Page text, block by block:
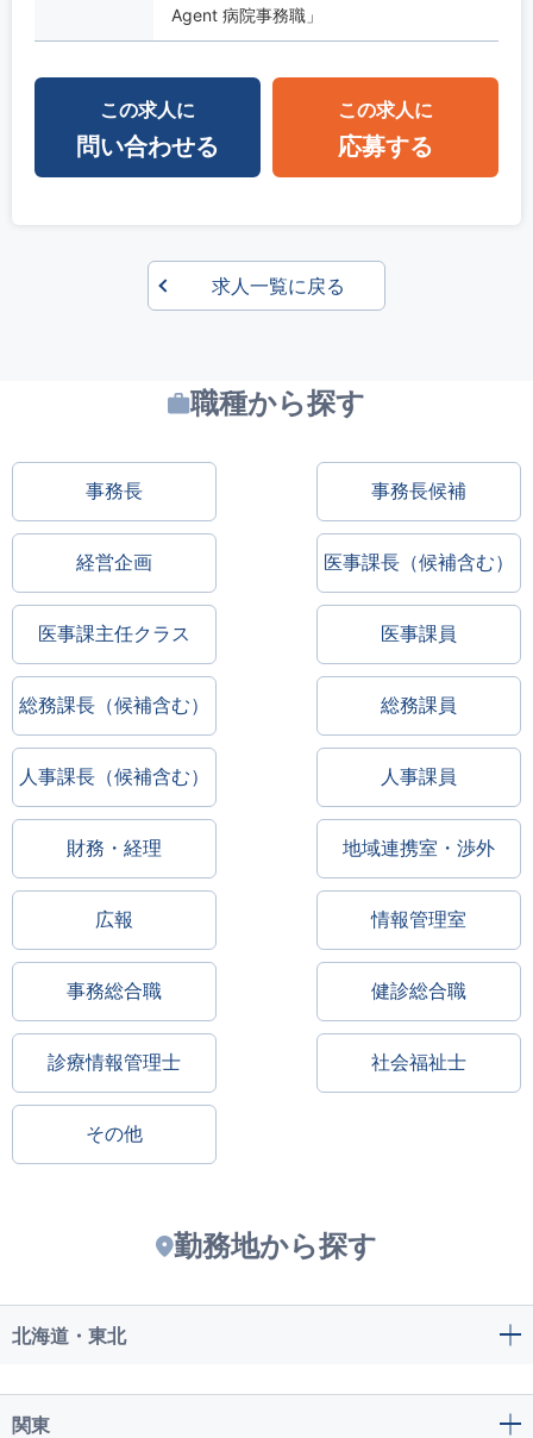
Agent 病院事務職」
この求人に
問い合わせる
この求人に
応募する
求人一覧に戻る
職種から探す
事務長 事務長候補
経営企画 医事課長（候補含む）
医事課主任クラス 医事課員
総務課長（候補含む） 総務課員
人事課長（候補含む） 人事課員
財務・経理 地域連携室・渉外
広報 情報管理室
事務総合職 健診総合職
診療情報管理士 社会福祉士
その他
勤務地から探す
北海道・東北
関東